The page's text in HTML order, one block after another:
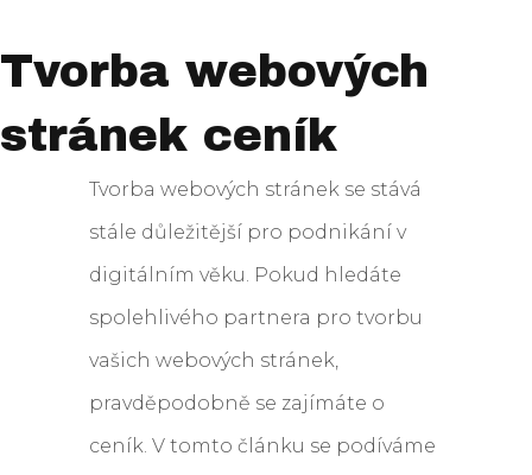
Tvorba webových
stránek ceník
Tvorba webových stránek se stává
stále důležitější pro podnikání v
digitálním věku. Pokud hledáte
spolehlivého partnera pro tvorbu
vašich webových stránek,
pravděpodobně se zajímáte o
ceník. V tomto článku se podíváme